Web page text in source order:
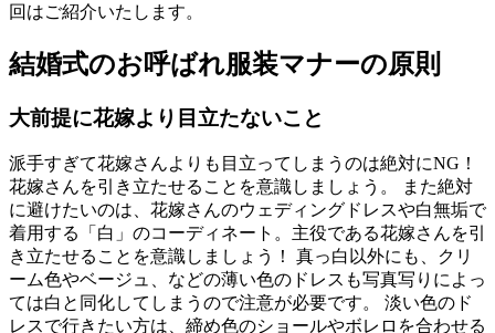
回はご紹介いたします。
結婚式のお呼ばれ服装マナーの原則
大前提に花嫁より目立たないこと
派手すぎて花嫁さんよりも目立ってしまうのは絶対にNG！
花嫁さんを引き立たせることを意識しましょう。 また絶対
に避けたいのは、花嫁さんのウェディングドレスや白無垢で
着用する「白」のコーディネート。主役である花嫁さんを引
き立たせることを意識しましょう！ 真っ白以外にも、クリ
ーム色やベージュ、などの薄い色のドレスも写真写りによっ
ては白と同化してしまうので注意が必要です。 淡い色のド
レスで行きたい方は、締め色のショールやボレロを合わせる